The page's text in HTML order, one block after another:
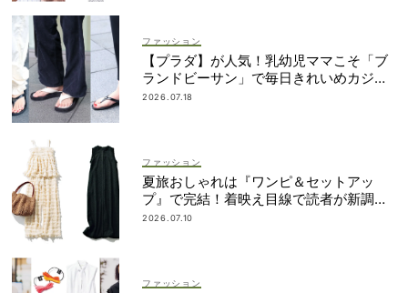
ファッション
【プラダ】が人気！乳幼児ママこそ「ブ
ランドビーサン」で毎日きれいめカジュ
アルが叶う
2026.07.18
ファッション
夏旅おしゃれは『ワンピ＆セットアッ
プ』で完結！着映え目線で読者が新調し
たのは？
2026.07.10
ファッション